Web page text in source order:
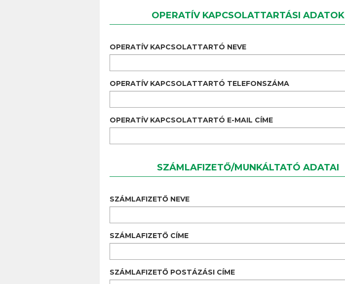
OPERATÍV KAPCSOLATTARTÁSI ADATOK
OPERATÍV KAPCSOLATTARTÓ NEVE
OPERATÍV KAPCSOLATTARTÓ TELEFONSZÁMA
OPERATÍV KAPCSOLATTARTÓ E-MAIL CÍME
SZÁMLAFIZETŐ/MUNKÁLTATÓ ADATAI
SZÁMLAFIZETŐ NEVE
SZÁMLAFIZETŐ CÍME
SZÁMLAFIZETŐ POSTÁZÁSI CÍME